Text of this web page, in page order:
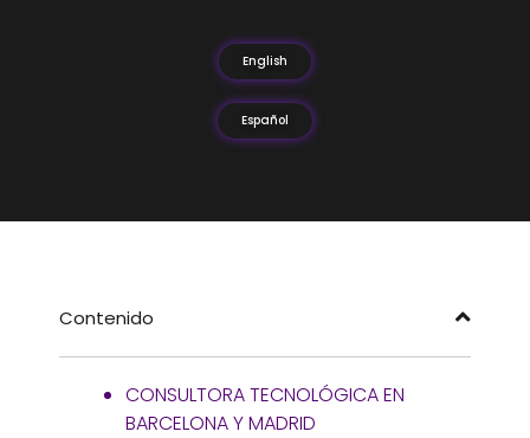
English
Español
Contenido
CONSULTORA TECNOLÓGICA EN
BARCELONA Y MADRID